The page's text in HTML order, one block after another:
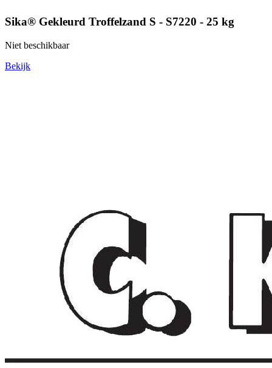
Sika® Gekleurd Troffelzand S - S7220 - 25 kg
Niet beschikbaar
Bekijk